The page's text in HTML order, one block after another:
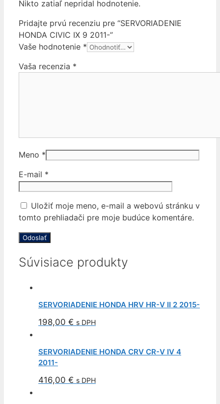
Nikto zatiaľ nepridal hodnotenie.
Pridajte prvú recenziu pre “SERVORIADENIE
HONDA CIVIC IX 9 2011-”
Vaše hodnotenie *
Vaša recenzia *
Meno *
E-mail *
Uložiť moje meno, e-mail a webovú stránku v
tomto prehliadači pre moje budúce komentáre.
Súvisiace produkty
SERVORIADENIE HONDA HRV HR-V II 2 2015-
198,00 € s DPH
SERVORIADENIE HONDA CRV CR-V IV 4
2011-
416,00 € s DPH